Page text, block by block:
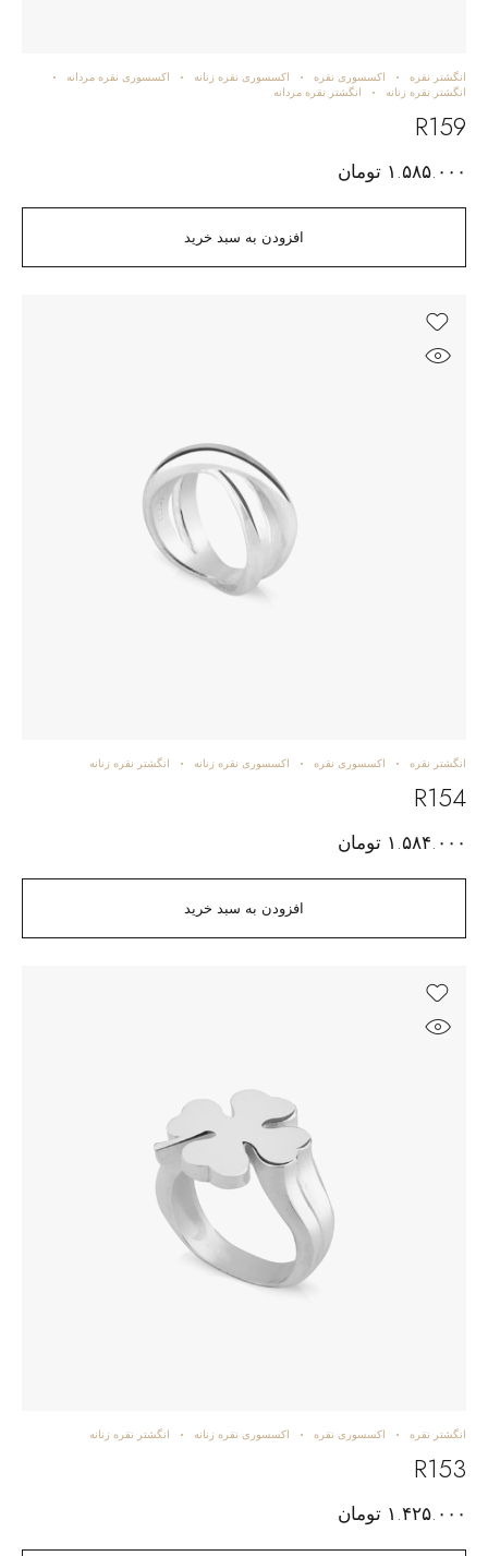
افزودن به سبد خرید
انگشتر نقره اکسسوری نقره اکسسوری نقره زنانه
اکسسوری نقره مردانه
انگشتر نقره زنانه
انگشتر نقره مردانه
R159
۱.۵۸۵.۰۰۰ تومان
افزودن به سبد خرید
انگشتر نقره اکسسوری نقره اکسسوری نقره زنانه انگشتر نقره زنانه
R154
۱.۵۸۴.۰۰۰ تومان
انگشتر نقره اکسسوری نقره اکسسوری نقره زنانه انگشتر نقره زنانه
R153
۱.۴۲۵.۰۰۰ تومان